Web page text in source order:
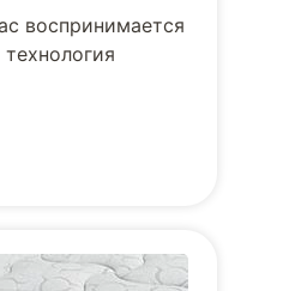
воспринимается